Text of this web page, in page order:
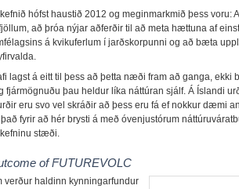
hófst haustið 2012 og meginmarkmið þess voru:
að þróa nýjar aðferðir til að meta hættuna af
á kvikuferlum í jarðskorpunni og að bæta
lagst á eitt til þess að þetta næði fram að ganga, ekki
fjármögnuðu þau heldur líka náttúran sjálf. Á Íslandi
eru svo vel skráðir að þess eru fá ef nokkur dæmi
fyrir að hér brysti á með óvenjustórum
stæði.
of FUTUREVOLC
verður haldinn kynningarfundur